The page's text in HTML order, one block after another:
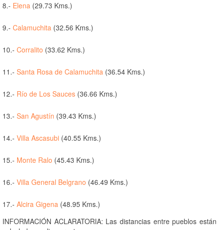
8.- Elena (29.73 Kms.)
9.- Calamuchita (32.56 Kms.)
10.- Corralito (33.62 Kms.)
11.- Santa Rosa de Calamuchita (36.54 Kms.)
12.- Río de Los Sauces (36.66 Kms.)
13.- San Agustín (39.43 Kms.)
14.- Villa Ascasubi (40.55 Kms.)
15.- Monte Ralo (45.43 Kms.)
16.- Villa General Belgrano (46.49 Kms.)
17.- Alcira Gigena (48.95 Kms.)
INFORMACIÓN ACLARATORIA: Las distancias entre pueblos están